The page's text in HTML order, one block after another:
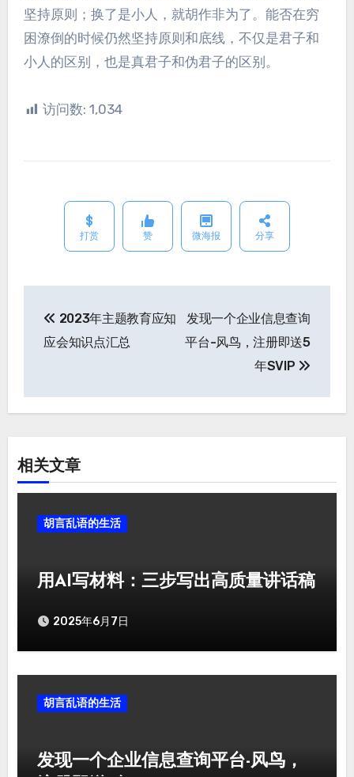
坚持原则；换了是小人，就胡作非为了。能否在穷
困潦倒的时候仍然坚持原则和底线，不仅是君子和
小人的区别，也是真君子和伪君子的区别。
访问数: 1,034
打赏 赞 微海报 分享
文
章
航
2023年主题教育应知
应会知识点汇总
发现一个企业信息查询
平台-风鸟，注册即送5
年SVIP
相关文章
胡言乱语的生活
用AI写材料：三步写出高质量讲话稿
2025年6月7日
胡言乱语的生活
发现一个企业信息查询平台-风鸟，